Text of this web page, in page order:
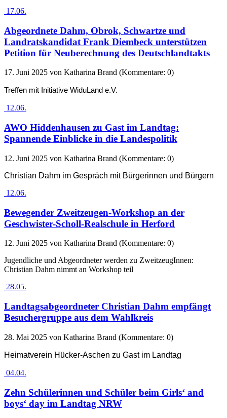
17.06.
Abgeordnete Dahm, Obrok, Schwartze und
Landratskandidat Frank Diembeck unterstützen
Petition für Neuberechnung des Deutschlandtakts
17. Juni 2025 von Katharina Brand (Kommentare: 0)
Treffen mit Initiative WiduLand e.V.
12.06.
AWO Hiddenhausen zu Gast im Landtag:
Spannende Einblicke in die Landespolitik
12. Juni 2025 von Katharina Brand (Kommentare: 0)
Christian Dahm im Gespräch mit Bürgerinnen und Bürgern
12.06.
Bewegender Zweitzeugen-Workshop an der
Geschwister-Scholl-Realschule in Herford
12. Juni 2025 von Katharina Brand (Kommentare: 0)
Jugendliche und Abgeordneter werden zu ZweitzeugInnen:
Christian Dahm nimmt an Workshop teil
28.05.
Landtagsabgeordneter Christian Dahm empfängt
Besuchergruppe aus dem Wahlkreis
28. Mai 2025 von Katharina Brand (Kommentare: 0)
Heimatverein Hücker-Aschen zu Gast im Landtag
04.04.
Zehn Schülerinnen und Schüler beim Girls‘ and
boys‘ day im Landtag NRW